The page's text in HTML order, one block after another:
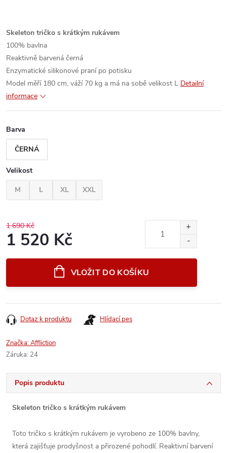
Skeleton tričko s krátkým rukávem
100% bavlna
Reaktivně barvená černá
Enzymatické silikonové praní po potisku
Model měří 180 cm, váží 70 kg a má na sobě velikost L Detailní
informace
Barva
ČERNÁ
Velikost
M
L XL XXL
1 690 Kč
1 520 Kč
VLOŽIT DO KOŠÍKU
Dotaz k produktu Hlídací pes
Značka:Affliction
Záruka: 24
Popis produktu
Skeleton tričko s krátkým rukávem
Toto tričko s krátkým rukávem je vyrobeno ze 100% bavlny,
která zajišťuje prodyšnost a přirozené pohodlí. Reaktivní barvení